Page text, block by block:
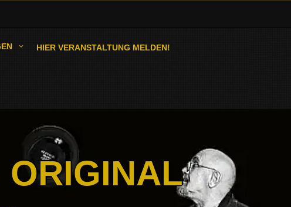
HIER VERANSTALTUNG MELDEN!
ORIGINAL